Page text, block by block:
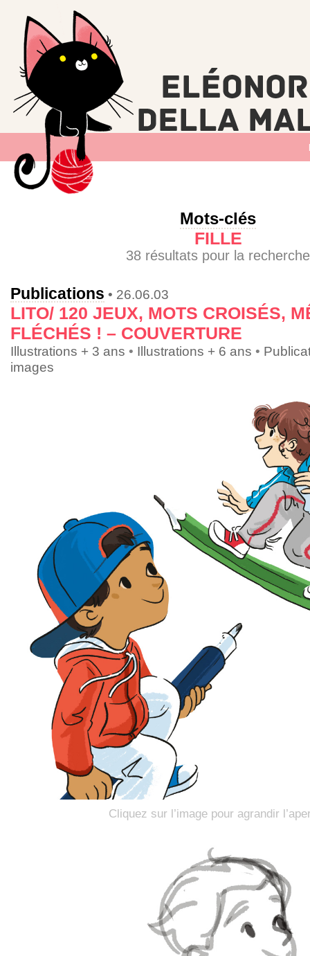
Mots-clés
FILLE
38 résultats pour la recherche
Publications • 26.06.03
LITO/ 120 JEUX, MOTS CROISÉS,
FLÉCHÉS ! – COUVERTURE
Illustrations + 3 ans • Illustrations + 6 ans •
images
Cliquez sur l’image pour agrandir